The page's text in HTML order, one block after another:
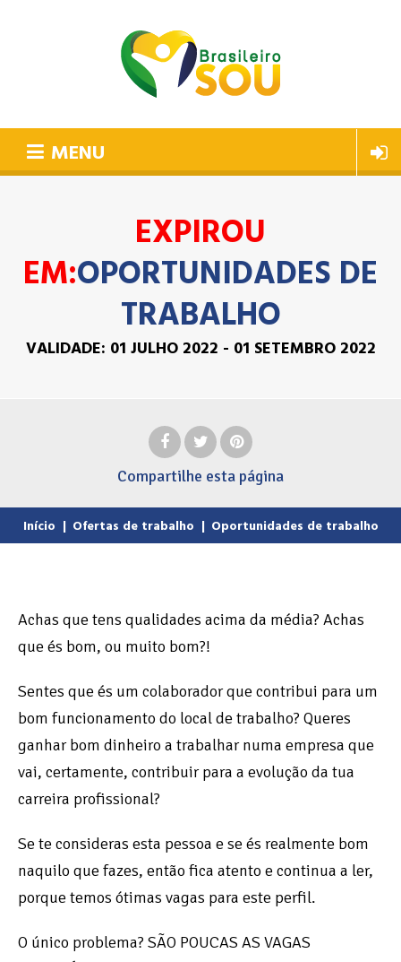
MENU
EXPIROU
EM:OPORTUNIDADES DE
TRABALHO
VALIDADE: 01 JULHO 2022 - 01 SETEMBRO 2022
Compartilhe esta página
Início | Ofertas de trabalho | Oportunidades de trabalho
Achas que tens qualidades acima da média? Achas
que és bom, ou muito bom?!
Sentes que és um colaborador que contribui para um
bom funcionamento do local de trabalho? Queres
ganhar bom dinheiro a trabalhar numa empresa que
vai, certamente, contribuir para a evolução da tua
carreira profissional?
Se te consideras esta pessoa e se és realmente bom
naquilo que fazes, então fica atento e continua a ler,
porque temos ótimas vagas para este perfil.
O único problema? SÃO POUCAS AS VAGAS